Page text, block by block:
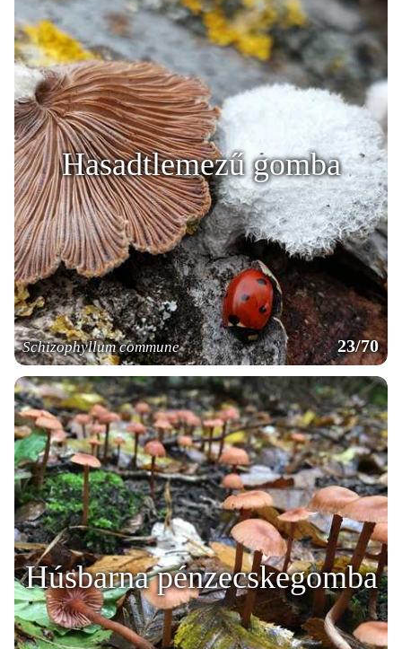
Hasadtlemezű gomba
Schizophyllum commune 23/70
Húsbarna pénzecskegomba